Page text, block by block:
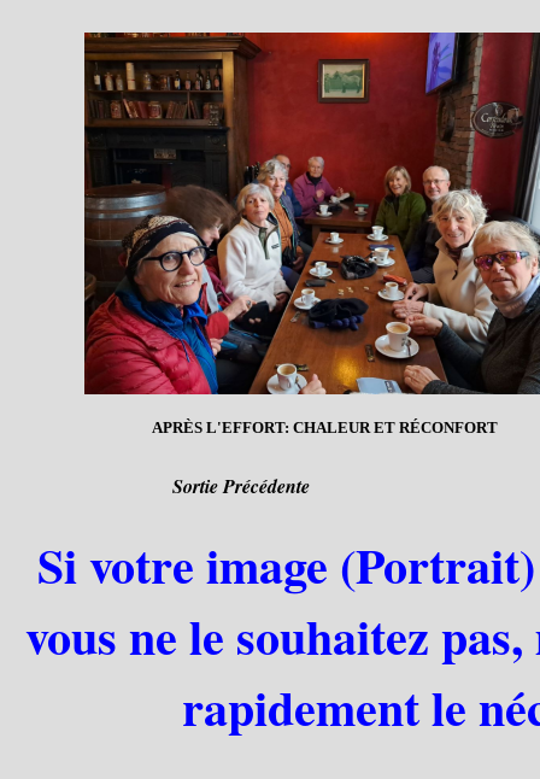
APRÈS L'EFFORT: CHALEUR ET RÉCONFORT
Sortie Précédente
Si votre image
vous ne le souhaitez
rapidement le